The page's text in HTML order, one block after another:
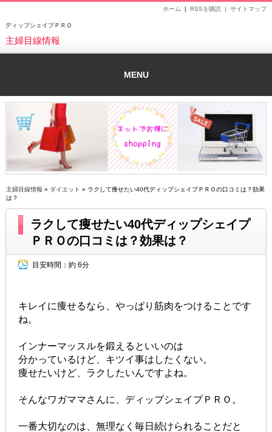
ディップシェイプＰＲＯ
サイトマップ
RSSを購読 |
ホーム |
主婦目線情報
MENU
主婦目線情報 » ダイエット » ラクして痩せたい40代ディップシェイプＰＲＯの口コミは？効果
は？
ラクして痩せたい40代ディップシェイプ
ＰＲＯの口コミは？効果は？
目安時間： 約 6分
キレイに痩せるなら、やっぱり筋肉をつけることです
ね。
インナーマッスルを鍛えるといいのは
分かっているけど、キツイ事はしたくない。
痩せたいけど、ラクしたいんですよね。
そんなワガママさんに、ディップシェイプＰＲＯ。
一番大切なのは、無理なく毎日続けられることだと